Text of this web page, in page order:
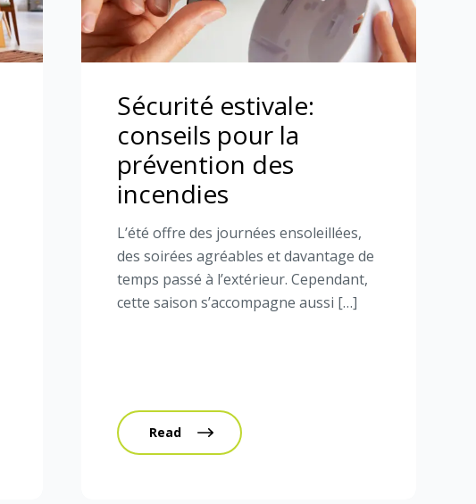
Sécurité estivale:
conseils pour la
prévention des
incendies
L’été offre des journées ensoleillées,
des soirées agréables et davantage de
temps passé à l’extérieur. Cependant,
cette saison s’accompagne aussi […]
Read